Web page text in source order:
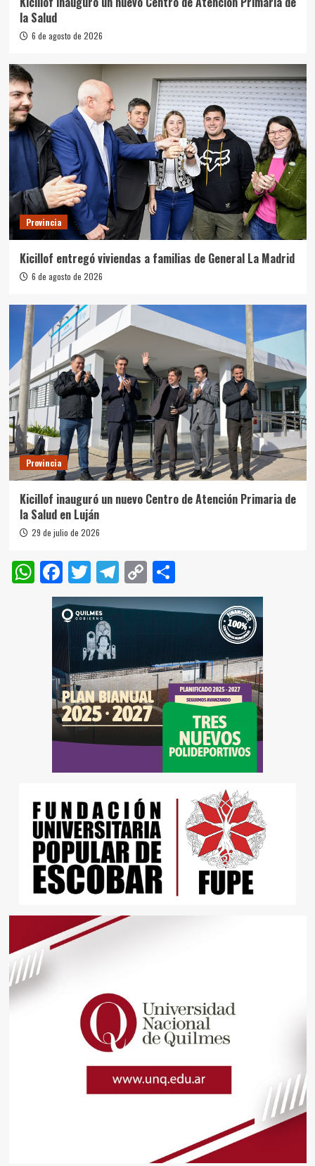
la Salud
6 de agosto de 2026
Provincia
Kicillof entregó viviendas a familias de General La Madrid
6 de agosto de 2026
Provincia
Kicillof inauguró un nuevo Centro de Atención Primaria de
la Salud en Luján
29 de julio de 2026
WhatsApp
Facebook
Twitter
Telegram
Copy
Link
Compartir